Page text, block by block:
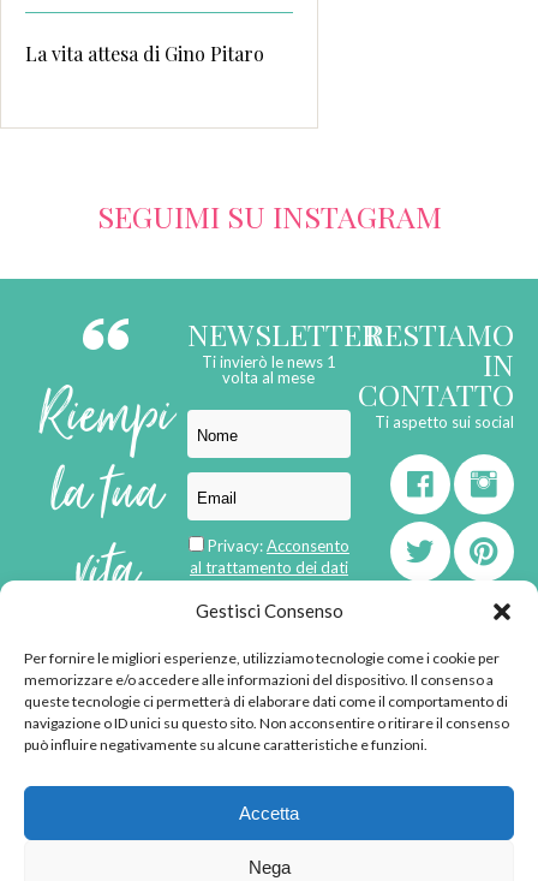
Gestisci Consenso
Per fornire le migliori esperienze, utilizziamo tecnologie come i cookie per
memorizzare e/o accedere alle informazioni del dispositivo. Il consenso a
queste tecnologie ci permetterà di elaborare dati come il comportamento di
navigazione o ID unici su questo sito. Non acconsentire o ritirare il consenso
può influire negativamente su alcune caratteristiche e funzioni.
Accetta
Nega
La vita attesa di Gino Pitaro
SEGUIMI SU INSTAGRAM
Riempi
la tua
vita
di
emozioni
NEWSLETTER
Ti invierò le news 1
volta al mese
Privacy:Acconsento
al trattamento dei dati
RESTIAMO
IN
CONTATTO
Ti aspetto sui social
born inMaMaStudiOs